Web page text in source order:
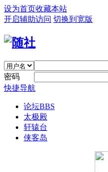
设为首页收藏本站
开启辅助访问 切换到宽版
密码
快捷导航
论坛BBS
太极殿
轩辕台
侠客岛